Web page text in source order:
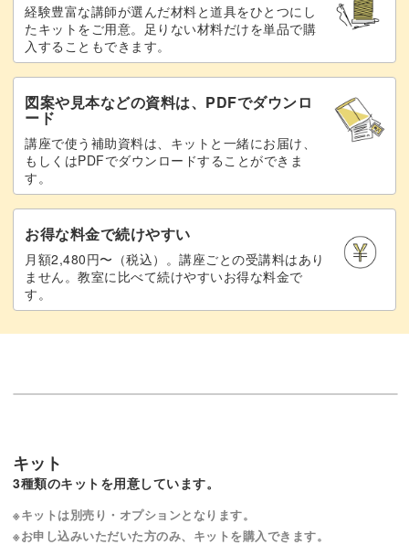
経験豊富な講師が選んだ材料と道具をひとつにし
たキットをご用意。足りない材料だけを単品で購
入することもできます。
図案や見本などの資料は、PDFでダウンロ
ード
講座で使う補助資料は、キットと一緒にお届け、
もしくはPDFでダウンロードすることができま
す。
お得な料金で続けやすい
月額2,480円〜（税込）。講座ごとの受講料はあり
ません。教室に比べて続けやすいお得な料金で
す。
キット
3種類のキットを用意しています。
※キットは別売り・オプションとなります。
※お申し込みいただいた方のみ、キットを購入できます。